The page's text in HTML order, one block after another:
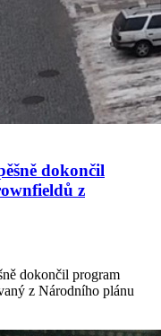
dokončil
z
dokončil program
z Národního plánu